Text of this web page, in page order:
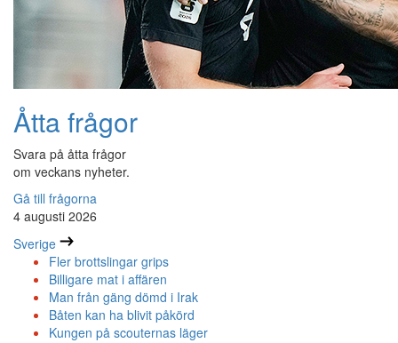
Åtta frågor
Svara på åtta frågor
om veckans nyheter.
Gå till frågorna
4 augusti 2026
Sverige
Fler brottslingar grips
Billigare mat i affären
Man från gäng dömd i Irak
Båten kan ha blivit påkörd
Kungen på scouternas läger